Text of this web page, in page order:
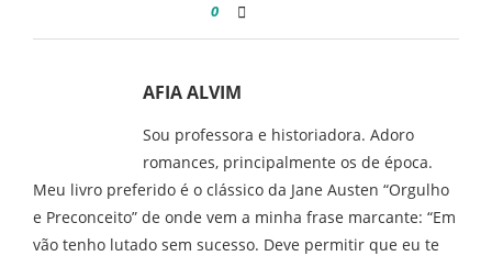
0
AFIA ALVIM
Sou professora e historiadora. Adoro
romances, principalmente os de época.
Meu livro preferido é o clássico da Jane Austen “Orgulho
e Preconceito” de onde vem a minha frase marcante: “Em
vão tenho lutado sem sucesso. Deve permitir que eu te